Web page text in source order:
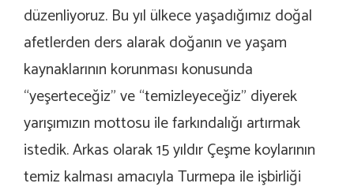
düzenliyoruz. Bu yıl ülkece yaşadığımız doğal
afetlerden ders alarak doğanın ve yaşam
kaynaklarının korunması konusunda
“yeşerteceğiz” ve “temizleyeceğiz” diyerek
yarışımızın mottosu ile farkındalığı artırmak
istedik. Arkas olarak 15 yıldır Çeşme koylarının
temiz kalması amacıyla Turmepa ile işbirliği